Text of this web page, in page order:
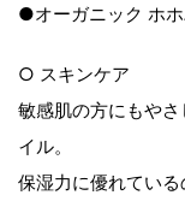
●オーガニック ホ
○ スキンケア
敏感肌の方にもや
イル。
保湿力に優れてい